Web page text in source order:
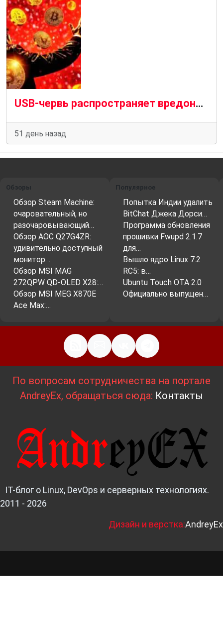
USB-червь распространяет вредоносное ПО для кражи криптовалюты через файлы ярлыков Windows
51 день назад
Обзоры
Обзор Steam Machine:
очаровательный, но
разочаровывающий…
Обзор AOC Q27G4ZR:
удивительно доступный
монитор…
Обзор MSI MAG
272QPW QD-OLED X28:…
Обзор MSI MEG X870E
Ace Max:…
Популярное
Попытка Индии удалить
BitChat Джека Дорси…
Программа обновления
прошивки Fwupd 2.1.7
для…
Вышло ядро ​​Linux 7.2
RC5: в…
Ubuntu Touch OTA 2.0
Официально выпущен…
По вопросам сотрудничества на портале
AndreyEx, обращаться сюда: Контакты
IT-блог о Linux, DevOps и серверных технологиях.
2011 - 2026
Дизайн и верстка:AndreyEx